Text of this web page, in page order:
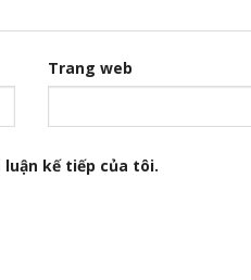
Trang web
kế tiếp của tôi.